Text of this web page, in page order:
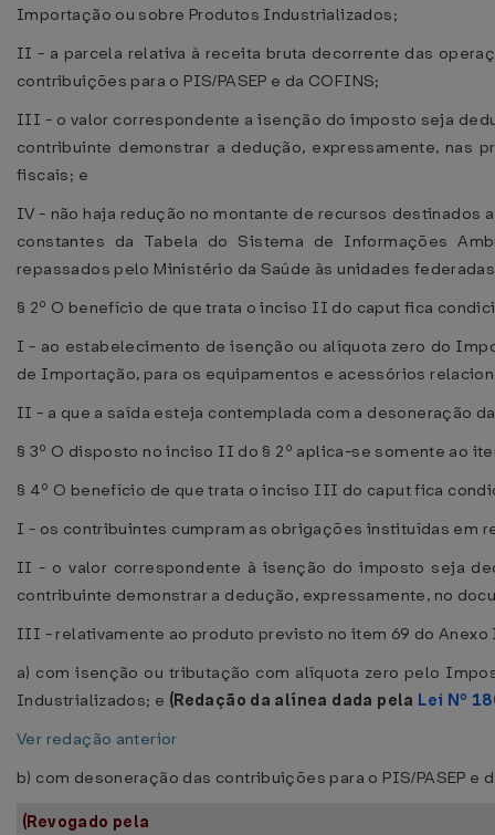
Importação ou sobre Produtos Industrializados;
II - a parcela relativa à receita bruta decorrente das
contribuições para o PIS/PASEP e da COFINS;
III - o valor correspondente a isenção do imposto seja
contribuinte demonstrar a dedução, expressamente, nas
fiscais; e
IV - não haja redução no montante de recursos
constantes da Tabela do Sistema de Informações
repassados pelo Ministério da Saúde às unidades
§ 2º O benefício de que trata o inciso II do caput fica
I - ao estabelecimento de isenção ou alíquota zero do
de Importação, para os equipamentos e acessórios
II - a que a saída esteja contemplada com a desoneração
§ 3º O disposto no inciso II do § 2º aplica-se somente ao
§ 4º O benefício de que trata o inciso III do caput fica
I - os contribuintes cumpram as obrigações instituídas em
II - o valor correspondente à isenção do imposto seja
contribuinte demonstrar a dedução, expressamente, no
III - relativamente ao produto previsto no item 69 do
a) com isenção ou tributação com alíquota zero pelo
Industrializados; e (Redação da alínea dada pela Lei Nº
Ver redação anterior
b) com desoneração das contribuições para o PIS/PASEP e
(Revogado pela